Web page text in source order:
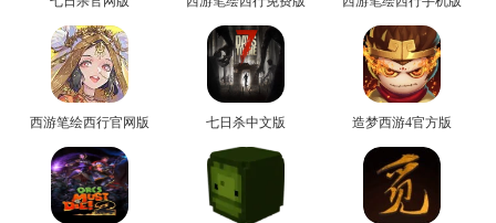
西游笔绘西行官网版 七日杀中文版 造梦西游4官方版